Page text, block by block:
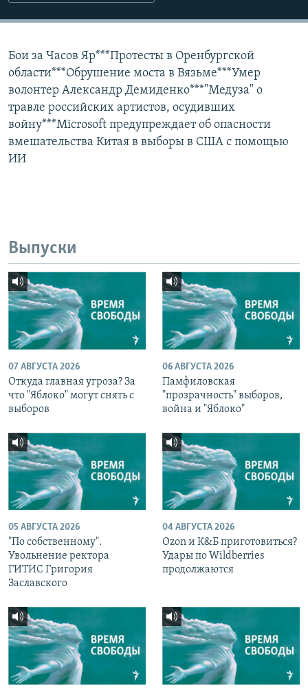
Бои за Часов Яр***Протесты в Оренбургской
области***Обрушение моста в Вязьме***Умер
волонтер Александр Демиденко***"Медуза" о
травле российских артистов, осудивших
войну***Microsoft предупреждает об опасности
вмешательства Китая в выборы в США с помощью
ИИ
Выпуски
07 АВГУСТА 2026
Откуда главная угроза? За
что "Яблоко" могут снять с
выборов
06 АВГУСТА 2026
Памфиловская
"прозрачность" выборов,
война и "Яблоко"
05 АВГУСТА 2026
"По собственному".
Увольнение ректора
ГИТИС Григория
Заславского
04 АВГУСТА 2026
Ozon и К&Б приготовиться?
Удары по Wildberries
продолжаются